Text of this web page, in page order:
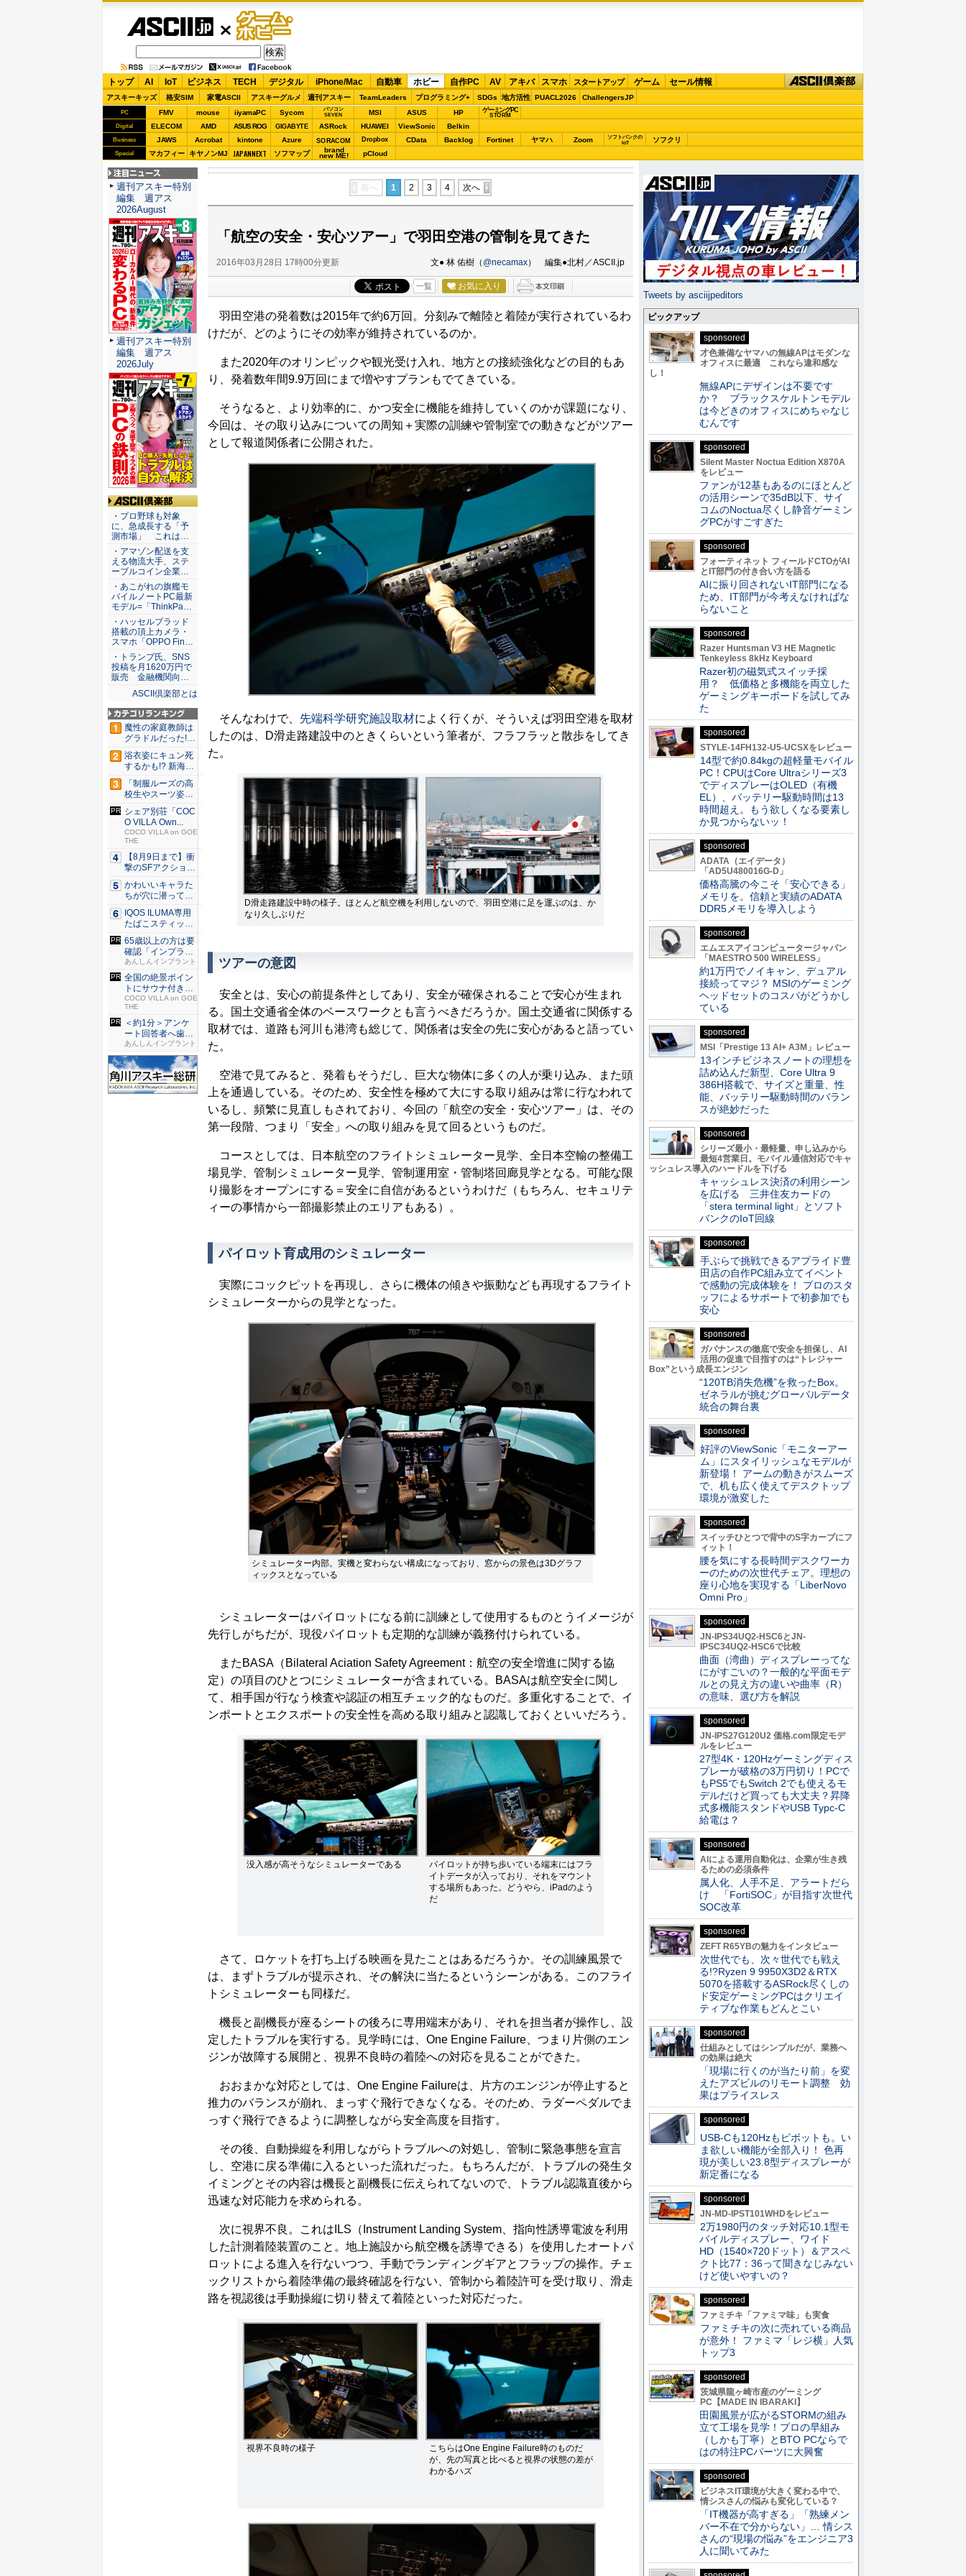
ゲーム・
ホビー
トップ AI IoT ビジネス TECH デジタル iPhone/Mac 自動車 ホビー 自作PC AV アキバ スマホ スタートアップ ゲーム セール情報
アスキーキッズ 格安SIM 家電ASCII アスキーグルメ 週刊アスキー TeamLeaders プログラミング+ SDGs 地方活性 PUACL2026 ChallengersJP
PC FMV mouse iiyamaPC Sycom
パソコン
SEVEN
MSI ASUS HP ゲーミングPC
STORM
Digital ELECOM AMD ASUS ROG GIGABYTE ASRock HUAWEI ViewSonic Belkin
Business JAWS Acrobat kintone Azure SORACOM Dropbox CData Backlog Fortinet ヤマハ Zoom
ソフトバンクの
IoT
ソフクリ
Special マカフィー キヤノンMJ JAPANNEXT ソフマップ brand
new ME! pCloud
前へ 1 2 3 4 次へ
「航空の安全・安心ツアー」で羽田空港の管制を見てきた
2016年03月28日 17時00分更新 文● 林 佑樹（ @necamax） 編集●北村／ASCII.jp
一覧 お気に入り
羽田空港の発着数は2015年で約6万回。分刻みで離陸と着陸が実行されているわ
けだが、どのようにその効率が維持されているのか。
また2020年のオリンピックや観光受け入れ、地方との接続強化などの目的もあ
り、発着数年間9.9万回にまで増やすプランもでてきている。
そうなると、より効率的に、かつ安全に機能を維持していくのかが課題になり、
今回は、その取り込みについての周知＋実際の訓練や管制室での動きなどがツアー
として報道関係者に公開された。
そんなわけで、 先端科学研究施設取材によく行くが、そういえば羽田空港を取材
したのは、D滑走路建設中のときくらいという筆者が、フラフラッと散歩をしてき
た。
D滑走路建設中時の様子。ほとんど航空機を利用しないので、羽田空港に足を運ぶのは、か
なり久しぶりだ
ツアーの意図
安全とは、安心の前提条件としてあり、安全が確保されることで安心が生まれ
る。国土交通省全体のベースワークとも言うべきだろうか。国土交通省に関係する
取材では、道路も河川も港湾も総じて、関係者は安全の先に安心があると語ってい
た。
空港で見てみると、発着もそうだし、巨大な物体に多くの人が乗り込み、また頭
上を通過している。そのため、安全性を極めて大にする取り組みは常に行なわれて
いるし、頻繁に見直しもされており、今回の「航空の安全・安心ツアー」は、その
第一段階、つまり「安全」への取り組みを見て回るというものだ。
コースとしては、日本航空のフライトシミュレーター見学、全日本空輸の整備工
場見学、管制シミュレーター見学、管制運用室・管制塔回廊見学となる。可能な限
り撮影をオープンにする＝安全に自信があるというわけだ（もちろん、セキュリテ
ィーの事情から一部撮影禁止のエリアもある）。
パイロット育成用のシミュレーター
実際にコックピットを再現し、さらに機体の傾きや振動なども再現するフライト
シミュレーターからの見学となった。
シミュレーター内部。実機と変わらない構成になっており、窓からの景色は3Dグラフ
ィックスとなっている
シミュレーターはパイロットになる前に訓練として使用するものとうイメージが
先行しがちだが、現役パイロットも定期的な訓練が義務付けられている。
またBASA（Bilateral Aciation Safety Agreement：航空の安全増進に関する協
定）の項目のひとつにシミュレーターが含まれている。BASAは航空安全に関し
て、相手国が行なう検査や認証の相互チェック的なものだ。多重化することで、イ
ンポートとエクスポートの安全性を高める取り組みと認識しておくといいだろう。
没入感が高そうなシミュレーターである
パイロットが持ち歩いている端末にはフラ
イトデータが入っており、それをマウント
する場所もあった。どうやら、iPadのよう
だ
さて、ロケットを打ち上げる映画を見たことはあるだろうか。その訓練風景で
は、まずトラブルが提示され、その解決に当たるというシーンがある。このフライ
トシミュレーターも同様だ。
機長と副機長が座るシートの後ろに専用端末があり、それを担当者が操作し、設
定したトラブルを実行する。見学時には、One Engine Failure、つまり片側のエン
ジンが故障する展開と、視界不良時の着陸への対応を見ることができた。
おおまかな対応としては、One Engine Failureは、片方のエンジンが停止すると
推力のバランスが崩れ、まっすぐ飛行できなくなる。そのため、ラダーペダルでま
っすぐ飛行できるように調整しながら安全高度を目指す。
その後、自動操縦を利用しながらトラブルへの対処し、管制に緊急事態を宣言
し、空港に戻る準備に入るといった流れだった。もちろんだが、トラブルの発生タ
イミングとその内容は機長と副機長に伝えられてないので、トラブル認識直後から
迅速な対応能力を求められる。
次に視界不良。これはILS（Instrument Landing System、指向性誘導電波を利用
した計測着陸装置のこと。地上施設から航空機を誘導できる）を使用したオートパ
ロットによる進入を行ないつつ、手動でランディングギアとフラップの操作。チェ
ックリストから着陸準備の最終確認を行ない、管制から着陸許可を受け取り、滑走
路を視認後は手動操縦に切り替えて着陸といった対応だった。
視界不良時の様子
こちらはOne Engine Failure時のものだ
が、先の写真と比べると視界の状態の差が
わかるハズ
注目ニュース
週刊アスキー特別
編集 週アス
2026August
週刊アスキー特別
編集 週アス
2026July
ASCII倶楽部
・プロ野球も対象
に、急成長する「予
測市場」 これは…
・アマゾン配送を支
える物流大手、ステ
ーブルコイン企業…
・あこがれの旗艦モ
バイルノートPC最新
モデル=「ThinkPa…
・ハッセルブラッド
搭載の頂上カメラ・
スマホ「OPPO Fin…
・トランプ氏、SNS
投稿を月1620万円で
販売 金融機関向…
ASCII倶楽部とは
魔性の家庭教師は
グラドルだった!?
村雨...
浴衣姿にキュン死
するかも!? 新海ま
きが...
「制服ルーズの高
校生やスーツ姿の
OLを演...
シェア別荘「COC
O VILLA Own...
COCO VILLA on GOE
THE
【8月9日まで】衝
撃のSFアクション
『G...
かわいいキャラた
ちが穴に潜ってひ
どい目に...
IQOS ILUMA専用
たばこスティッ
ク...
65歳以上の方は要
確認「インプラン
トは保...
あんしんインプラント
全国の絶景ポイン
トにサウナ付きの
シェア別...
COCO VILLA on GOE
THE
＜約1分＞アンケ
ート回答者へ歯科
医師が監...
あんしんインプラント
Tweets by asciijpeditors
ピックアップ
sponsored
才色兼備なヤマハの無線APはモダンな
オフィスに最適 これなら違和感な
し！
無線APにデザインは不要です
か？ ブラックスケルトンモデル
は今どきのオフィスにめちゃなじ
むんです
sponsored
Silent Master Noctua Edition X870A
をレビュー
ファンが12基もあるのにほとんど
の活用シーンで35dB以下、サイ
コムのNoctua尽くし静音ゲーミン
グPCがすごすぎた
sponsored
フォーティネット フィールドCTOがAI
とIT部門の付き合い方を語る
AIに振り回されないIT部門になる
ため、IT部門が今考えなければな
らないこと
sponsored
Razer Huntsman V3 HE Magnetic
Tenkeyless 8kHz Keyboard
Razer初の磁気式スイッチ採
用？ 低価格と多機能を両立した
ゲーミングキーボードを試してみ
た
sponsored
STYLE-14FH132-U5-UCSXをレビュー
14型で約0.84kgの超軽量モバイル
PC！CPUはCore Ultraシリーズ3
でディスプレーはOLED（有機
EL）、バッテリー駆動時間は13
時間超え。もう欲しくなる要素し
か見つからないッ！
sponsored
ADATA（エイデータ）
「AD5U480016G-D」
価格高騰の今こそ「安心できる」
メモリを。信頼と実績のADATA
DDR5メモリを導入しよう
sponsored
エムエスアイコンピュータージャパン
「MAESTRO 500 WIRELESS」
約1万円でノイキャン、デュアル
接続ってマジ？ MSIのゲーミング
ヘッドセットのコスパがどうかし
ている
sponsored
MSI「Prestige 13 AI+ A3M」レビュー
13インチビジネスノートの理想を
詰め込んだ新型、Core Ultra 9
386H搭載で、サイズと重量、性
能、バッテリー駆動時間のバラン
スが絶妙だった
sponsored
シリーズ最小・最軽量、申し込みから
最短4営業日。モバイル通信対応でキャ
ッシュレス導入のハードルを下げる
キャッシュレス決済の利用シーン
を広げる 三井住友カードの
「stera terminal light」とソフト
バンクのIoT回線
sponsored
手ぶらで挑戦できるアプライド豊
田店の自作PC組み立てイベント
で感動の完成体験を！ プロのスタ
ッフによるサポートで初参加でも
安心
sponsored
ガバナンスの徹底で安全を担保し、AI
活用の促進で目指すのは“トレジャー
Box”という成長エンジン
“120TB消失危機”を救ったBox。
ゼネラルが挑むグローバルデータ
統合の舞台裏
sponsored
好評のViewSonic「モニターアー
ム」にスタイリッシュなモデルが
新登場！ アームの動きがスムーズ
で、机も広く使えてデスクトップ
環境が激変した
sponsored
スイッチひとつで背中のS字カーブにフ
ィット！
腰を気にする長時間デスクワーカ
ーのための次世代チェア。理想の
座り心地を実現する「LiberNovo
Omni Pro」
sponsored
JN-IPS34UQ2-HSC6とJN-
IPSC34UQ2-HSC6で比較
曲面（湾曲）ディスプレーってな
にがすごいの？一般的な平面モデ
ルとの見え方の違いや曲率（R）
の意味、選び方を解説
sponsored
JN-IPS27G120U2 価格.com限定モデ
ルをレビュー
27型4K・120Hzゲーミングディス
プレーが破格の3万円切り！PCで
もPS5でもSwitch 2でも使えるモ
デルだけど買っても大丈夫？昇降
式多機能スタンドやUSB Typc-C
給電は？
sponsored
AIによる運用自動化は、企業が生き残
るための必須条件
属人化、人手不足、アラートだら
け 「FortiSOC」が目指す次世代
SOC改革
sponsored
ZEFT R65YBの魅力をインタビュー
次世代でも、次々世代でも戦え
る!?Ryzen 9 9950X3D2＆RTX
5070を搭載するASRock尽くしの
ド安定ゲーミングPCはクリエイ
ティブな作業もどんとこい
sponsored
仕組みとしてはシンプルだが、業務へ
の効果は絶大
「現場に行くのが当たり前」を変
えたアズビルのリモート調整 効
果はプライスレス
sponsored
USB-Cも120Hzもピボットも。い
ま欲しい機能が全部入り！ 色再
現が美しい23.8型ディスプレーが
新定番になる
sponsored
JN-MD-IPST101WHDをレビュー
2万1980円のタッチ対応10.1型モ
バイルディスプレー、ワイド
HD（1540×720ドット）＆アスペ
クト比77：36って聞きなじみない
けど使いやすいの？
sponsored
ファミチキ「ファミマ味」も実食
ファミチキの次に売れている商品
が意外！ ファミマ「レジ横」人気
トップ3
sponsored
茨城県龍ヶ崎市産のゲーミング
PC【MADE IN IBARAKI】
田園風景が広がるSTORMの組み
立て工場を見学！プロの早組み
（しかも丁寧）とBTO PCならで
はの特注PCパーツに大興奮
sponsored
ビジネスIT環境が大きく変わる中で、
情シスさんの悩みも変化している？
「IT機器が高すぎる」「熟練メン
バー不在で分からない」… 情シス
さんの“現場の悩み”をエンジニア3
人に聞いてみた